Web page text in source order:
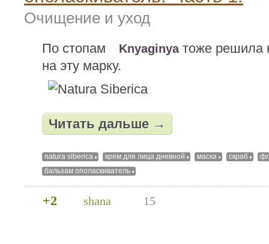
Очищение и уход
По стопам Knyaginyaтоже решила
на эту марку.
Читать дальше →
natura siberica крем для лица дневной маска скраб
бальзам ополаскиватель
+2 shana 15